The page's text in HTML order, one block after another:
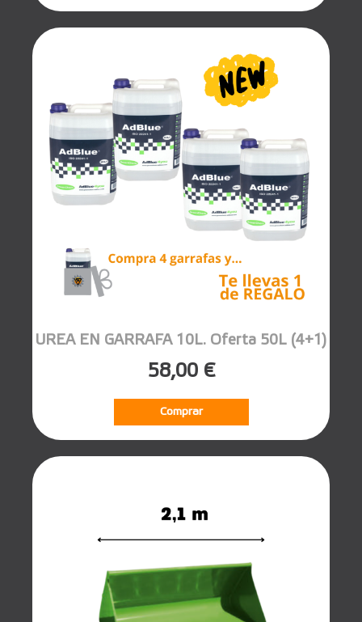
UREA EN GARRAFA 10L. Oferta 50L (4+1)
58,00 €
Comprar